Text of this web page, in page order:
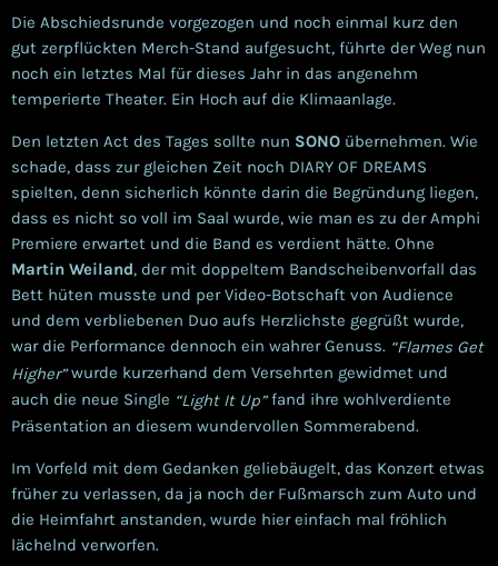
Die Abschiedsrunde vorgezogen und noch einmal kurz den
gut zerpflückten Merch-Stand aufgesucht, führte der Weg nun
noch ein letztes Mal für dieses Jahr in das angenehm
temperierte Theater. Ein Hoch auf die Klimaanlage.
Den letzten Act des Tages sollte nun SONO übernehmen. Wie
schade, dass zur gleichen Zeit noch DIARY OF DREAMS
spielten, denn sicherlich könnte darin die Begründung liegen,
dass es nicht so voll im Saal wurde, wie man es zu der Amphi
Premiere erwartet und die Band es verdient hätte. Ohne
Martin Weiland, der mit doppeltem Bandscheibenvorfall das
Bett hüten musste und per Video-Botschaft von Audience
und dem verbliebenen Duo aufs Herzlichste gegrüßt wurde,
war die Performance dennoch ein wahrer Genuss. “Flames Get
Higher”wurde kurzerhand dem Versehrten gewidmet und
auch die neue Single “Light It Up”fand ihre wohlverdiente
Präsentation an diesem wundervollen Sommerabend.
Im Vorfeld mit dem Gedanken geliebäugelt, das Konzert etwas
früher zu verlassen, da ja noch der Fußmarsch zum Auto und
die Heimfahrt anstanden, wurde hier einfach mal fröhlich
lächelnd verworfen.